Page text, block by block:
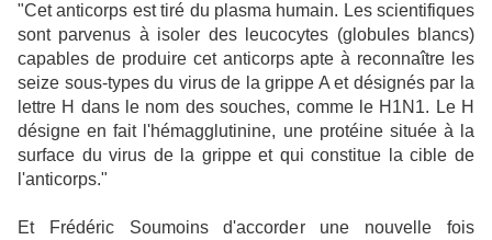
"Cet anticorps est tiré du plasma humain. Les scientifiques
sont parvenus à isoler des leucocytes (globules blancs)
capables de produire cet anticorps apte à reconnaître les
seize sous-types du virus de la grippe A et désignés par la
lettre H dans le nom des souches, comme le H1N1. Le H
désigne en fait l'hémagglutinine, une protéine située à la
surface du virus de la grippe et qui constitue la cible de
l'anticorps."
Et Frédéric Soumoins d'accorder une nouvelle fois